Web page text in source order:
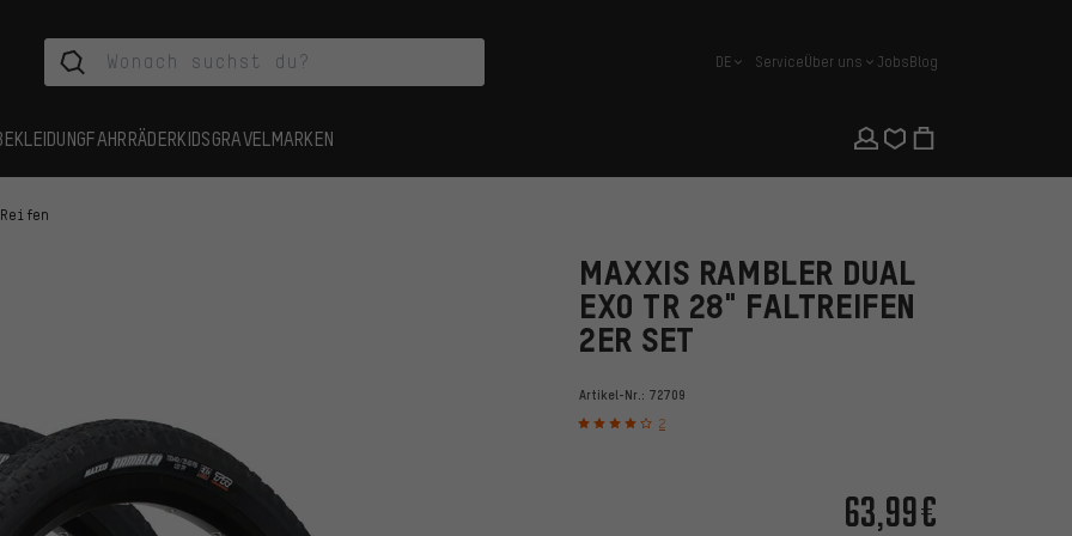
Deutsch
DE ServiceÜber uns JobsBlog
FAHRRÄDERKIDSGRAVEL MARKEN
MAXXIS RAMBLER DUAL
EXO TR 28" FALTREIFEN
2ER SET
Artikel-Nr.: 72709
2
63,99€